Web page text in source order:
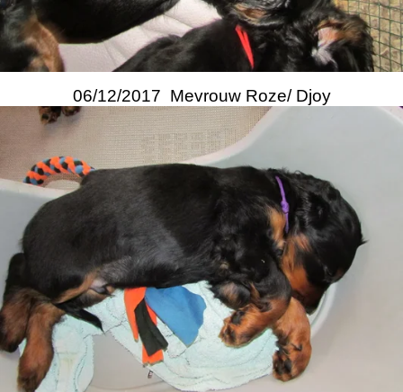
06/12/2017 Mevrouw Roze/ Djoy